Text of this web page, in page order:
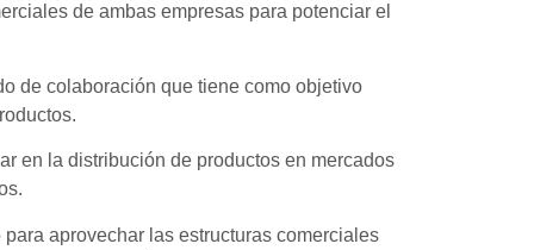
de ambas empresas para potenciar el
de colaboración que tiene como objetivo
en la distribución de productos en mercados
aprovechar las estructuras comerciales